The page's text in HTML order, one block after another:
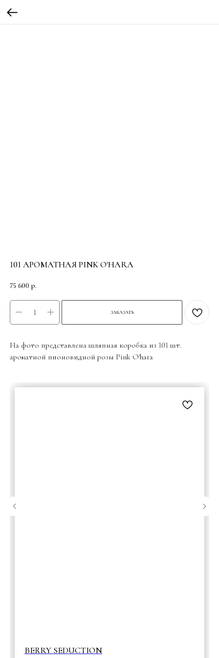
101 АРОМАТНАЯ PINK O'HARA
75 600 р.
ЗАКАЗАТЬ
На фото представлена шляпная коробка из 101 шт.
ароматной пионовидной розы Pink O'hara
BERRY SEDUCTION